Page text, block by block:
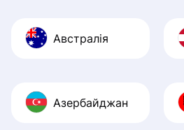
Австралія
Азербайджан